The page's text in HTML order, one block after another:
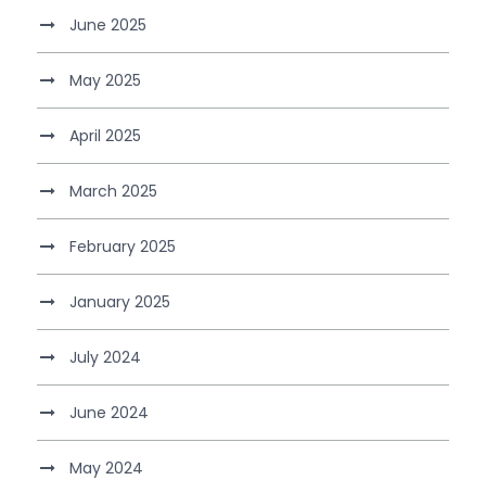
June 2025
May 2025
April 2025
March 2025
February 2025
January 2025
July 2024
June 2024
May 2024